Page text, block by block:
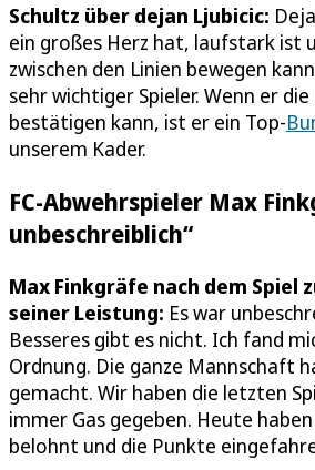
Schultz über dejan Ljubicic:
ein großes Herz hat, laufstark ist
zwischen den Linien bewegen
sehr wichtiger Spieler. Wenn er
bestätigen kann, ist er ein Top-
unserem Kader.
FC-Abwehrspieler Max
unbeschreiblich“
Max Finkgräfe nach dem Spiel
seiner Leistung: Es war
Besseres gibt es nicht. Ich fand
Ordnung. Die ganze Mannschaft
gemacht. Wir haben die letzten
immer Gas gegeben. Heute
belohnt und die Punkte